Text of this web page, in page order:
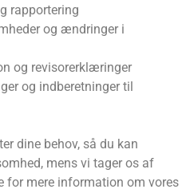
rapportering
og ændringer i
og revisorerklæringer
og indberetninger til
dine behov, så du kan
mens vi tager os af
for mere information om vores